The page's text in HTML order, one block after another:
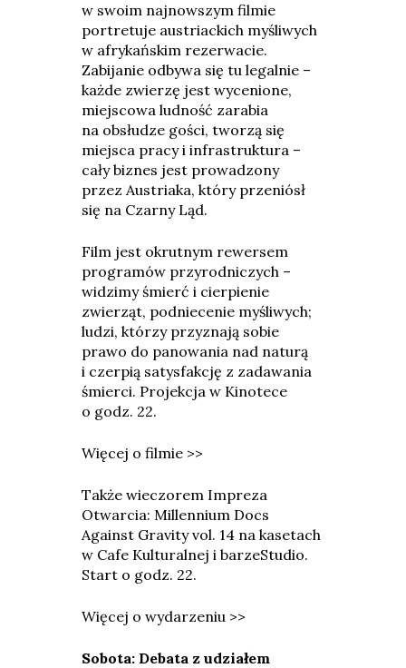
w swoim najnowszym filmie
portretuje austriackich myśliwych
w afrykańskim rezerwacie.
Zabijanie odbywa się tu legalnie –
każde zwierzę jest wycenione,
miejscowa ludność zarabia
na obsłudze gości, tworzą się
miejsca pracy i infrastruktura –
cały biznes jest prowadzony
przez Austriaka, który przeniósł
się na Czarny Ląd.
Film jest okrutnym rewersem
programów przyrodniczych –
widzimy śmierć i cierpienie
zwierząt, podniecenie myśliwych;
ludzi, którzy przyznają sobie
prawo do panowania nad naturą
i czerpią satysfakcję z zadawania
śmierci. Projekcja w Kinotece
o godz. 22.
Więcej o filmie >>
Także wieczorem Impreza
Otwarcia: Millennium Docs
Against Gravity vol. 14 na kasetach
w Cafe Kulturalnej i barzeStudio.
Start o godz. 22.
Więcej o wydarzeniu >>
Sobota: Debata z udziałem